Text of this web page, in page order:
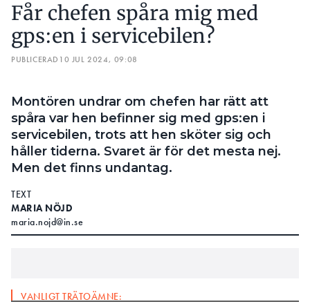
Får chefen spåra mig med
gps:en i servicebilen?
PUBLICERAD 10 JUL 2024, 09:08
Montören undrar om chefen har rätt att
spåra var hen befinner sig med gps:en i
servicebilen, trots att hen sköter sig och
håller tiderna. Svaret är för det mesta nej.
Men det finns undantag.
TEXT
MARIA NÖJD
maria.nojd@in.se
VANLIGT TRÄTOÄMNE: